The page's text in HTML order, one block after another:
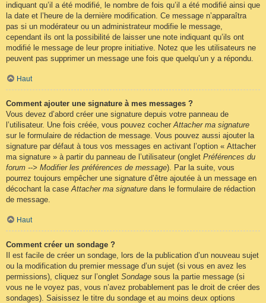
indiquant qu’il a été modifié, le nombre de fois qu’il a été modifié ainsi que
la date et l’heure de la dernière modification. Ce message n’apparaîtra
pas si un modérateur ou un administrateur modifie le message,
cependant ils ont la possibilité de laisser une note indiquant qu’ils ont
modifié le message de leur propre initiative. Notez que les utilisateurs ne
peuvent pas supprimer un message une fois que quelqu’un y a répondu.
Haut
Comment ajouter une signature à mes messages ?
Vous devez d’abord créer une signature depuis votre panneau de
l’utilisateur. Une fois créée, vous pouvez cocherAttacher ma signature
sur le formulaire de rédaction de message. Vous pouvez aussi ajouter la
signature par défaut à tous vos messages en activant l’option « Attacher
ma signature » à partir du panneau de l’utilisateur (onglet Préférences du
forum --> Modifier les préférences de message). Par la suite, vous
pourrez toujours empêcher une signature d’être ajoutée à un message en
décochant la caseAttacher ma signature dans le formulaire de rédaction
de message.
Haut
Comment créer un sondage ?
Il est facile de créer un sondage, lors de la publication d’un nouveau sujet
ou la modification du premier message d’un sujet (si vous en avez les
permissions), cliquez sur l’onglet Sondage sous la partie message (si
vous ne le voyez pas, vous n’avez probablement pas le droit de créer des
sondages). Saisissez le titre du sondage et au moins deux options